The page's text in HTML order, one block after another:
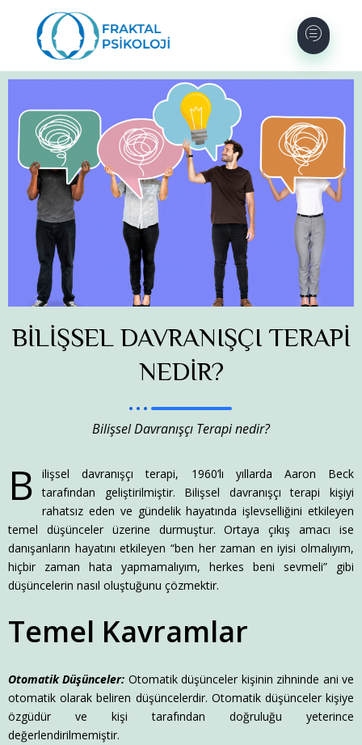
BİLİŞSEL DAVRANIŞÇI TERAPİ
NEDİR?
Bilişsel Davranışçı Terapi nedir?
B
ilişsel davranışçı terapi, 1960’lı yıllarda Aaron Beck
tarafından geliştirilmiştir. Bilişsel davranışçı terapi kişiyi
rahatsız eden ve gündelik hayatında işlevselliğini etkileyen
temel düşünceler üzerine durmuştur. Ortaya çıkış amacı ise
danışanların hayatını etkileyen “ben her zaman en iyisi olmalıyım,
hiçbir zaman hata yapmamalıyım, herkes beni sevmeli” gibi
düşüncelerin nasıl oluştuğunu çözmektir.
Temel Kavramlar
Otomatik Düşünceler: Otomatik düşünceler kişinin zihninde ani ve
otomatik olarak beliren düşüncelerdir. Otomatik düşünceler kişiye
özgüdür ve kişi tarafından doğruluğu yeterince
değerlendirilmemiştir.